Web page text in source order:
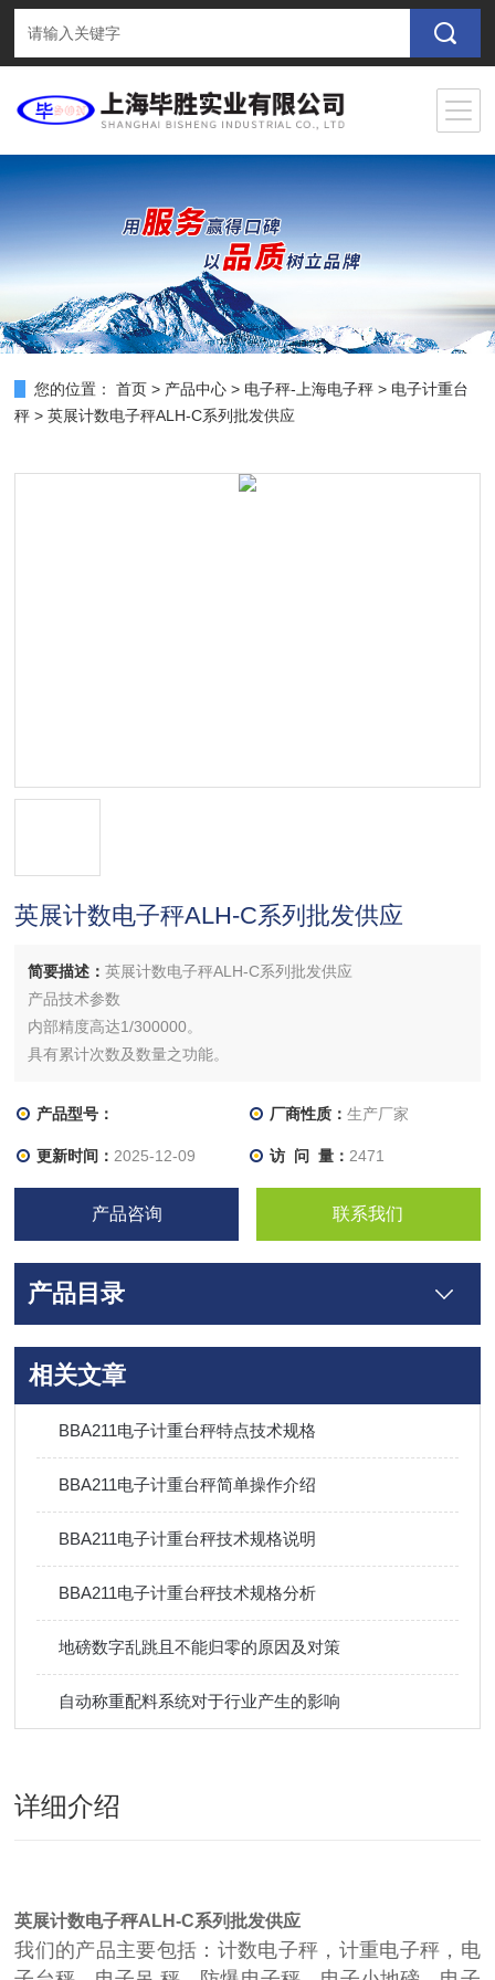
您的位置： 首页 > 产品中心 > 电子秤-上海电子秤 > 电子计重台
秤 > 英展计数电子秤ALH-C系列批发供应
英展计数电子秤ALH-C系列批发供应
简要描述：英展计数电子秤ALH-C系列批发供应
产品技术参数
内部精度高达1/300000。
具有累计次数及数量之功能。
具有零点追踪、全段去皮、预去皮之功能。
产品型号： 厂商性质： 生产厂家
更新时间： 2025-12-09 访 问 量： 2471
产品咨询 联系我们
产品目录
相关文章
BBA211电子计重台秤特点技术规格
BBA211电子计重台秤简单操作介绍
BBA211电子计重台秤技术规格说明
BBA211电子计重台秤技术规格分析
地磅数字乱跳且不能归零的原因及对策
自动称重配料系统对于行业产生的影响
详细介绍
英展计数电子秤ALH-C系列批发供应
我们的产品主要包括：计数电子秤，计重电子秤，电